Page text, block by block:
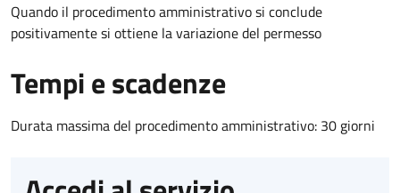
Quando il procedimento amministrativo si conclude
positivamente si ottiene la variazione del permesso
Tempi e scadenze
Durata massima del procedimento amministrativo: 30 giorni